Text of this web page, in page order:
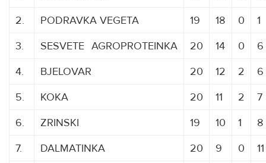
2.
PODRAVKA VEGETA 19 18 0
1
3.
SESVETE AGROPROTEINKA 20 14 0
6
4.
BJELOVAR 20 12 2
6
5.
KOKA 20 11 2
7
6.
ZRINSKI 19 10 1
8
7.
DALMATINKA 20 9 0
11